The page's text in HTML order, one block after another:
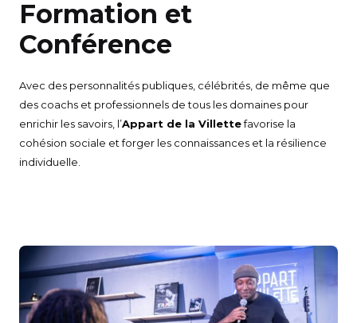
Formation et
Conférence
Avec des personnalités publiques, célébrités, de même que
des coachs et professionnels de tous les domaines pour
enrichir les savoirs, l’Appart de la Villettefavorise la
cohésion sociale et forger les connaissances et la résilience
individuelle.